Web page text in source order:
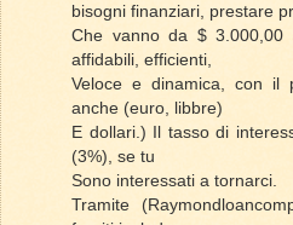
bisogni finanziari, prestare
Che vanno da $ 3.000,00
affidabili, efficienti,
Veloce e dinamica, con il
anche (euro, libbre)
E dollari.) Il tasso di
(3%), se tu
Sono interessati a tornarci.
Tramite